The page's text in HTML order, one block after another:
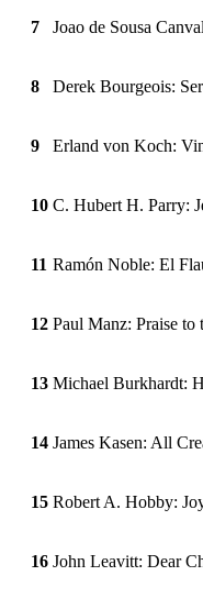
7 Joao de Sousa
8 Derek Bourgeois:
9 Erland von Koch:
10 C. Hubert H. Parry:
11 Ramón Noble: El
12 Paul Manz: Praise
13 Michael Burkhardt:
14 James Kasen: All
15 Robert A. Hobby:
16 John Leavitt: Dear